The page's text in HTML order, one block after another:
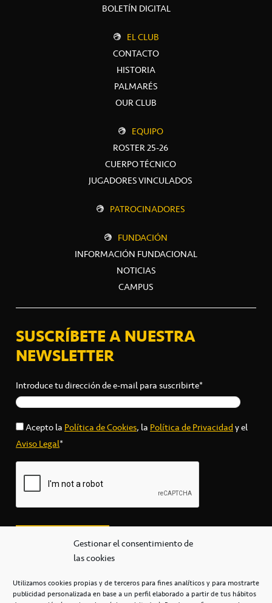
Gestionar el consentimiento de
las cookies
Utilizamos cookies propias y de terceros para fines analíticos y para mostrarte
publicidad personalizada en base a un perfil elaborado a partir de tus hábitos
BOLETÍN DIGITAL
EL CLUB
CONTACTO
HISTORIA
PALMARÉS
OUR CLUB
EQUIPO
ROSTER 25-26
CUERPO TÉCNICO
JUGADORES VINCULADOS
PATROCINADORES
FUNDACIÓN
INFORMACIÓN FUNDACIONAL
NOTICIAS
CAMPUS
SUSCRÍBETE A NUESTRA
NEWSLETTER
Introduce tu dirección de e-mail para suscribirte*
Acepto laPolítica de Cookies, laPolítica de Privacidady el
Aviso Legal*
secretaria@cbcanarias.es